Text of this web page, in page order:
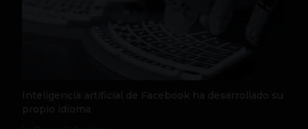
Inteligencia artificial de Facebook ha desarrollado su
propio idioma